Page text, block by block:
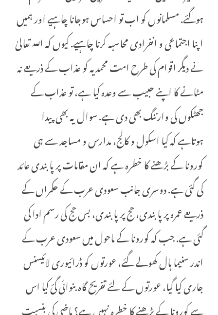
ہوگئے. مسلمانوں کو اب تو احساس ہوجانا چاہیے اور ہمیں
اپنا اجتماعی و انفرادی محاسبہ کرنا چاہیے. کیوں کہ اللہ تعالیٰ
نے دیگر اقوام کی طرح امت محمدیہ کو عذاب کے ذریعے نہ
مٹانے کا اپنے حبیب سے وعدہ کیا ہے، تو عذاب کے
جھٹکوں کی وارننگ بھی دی ہے. سوال یہ بھی پیدا
ہوتاہے کہ کیا اسکول و کالج، مدارس و مساجد سے ہی
کورونا کے بڑھنے کا خطرہ ہے کہ ان مقامات پر پابندی عائد
کی گئی ہے. دوسری جانب سعودی عرب کے حکمراں کے
ذریعے عمرہ پر پابندی، حج پر پابندی، بس حج کی رسم ادا کی
گئی ہے. جب کہ کورونا کے ماحول میں سعودی عرب کے
اندر سنیما ہال کھولے گئے، عورتوں کو ڈرائیوری لائیسنس
جاری کیا گیا، عورتوں کے لئے تفریح گاہ بنوائی گئ کیا اس
سے کورونا کے بڑھنے کا خطرہ نہیں ہے؟ ماضی کی بنسبت